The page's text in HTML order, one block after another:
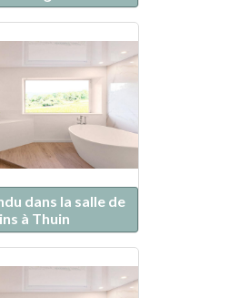
dans la salle de
à Thuin